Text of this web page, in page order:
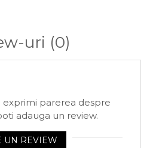
mai mult cu mai putina
uri (0)
exprimi parerea despre
adauga un review.
UN REVIEW